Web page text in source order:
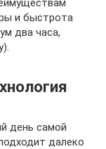
и быстрота
два часа,
день самой
далеко